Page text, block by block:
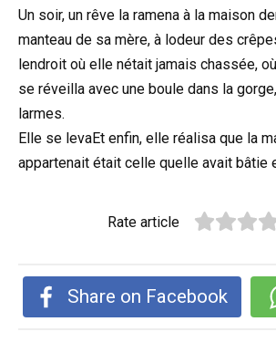
Un soir, un rêve la ramena à la maison
manteau de sa mère, à lodeur des
lendroit où elle nétait jamais chassée,
se réveilla avec une boule dans la
larmes.
Elle se levaEt enfin, elle réalisa que la
appartenait était celle quelle avait bâtie
Rate article
Share on Facebook